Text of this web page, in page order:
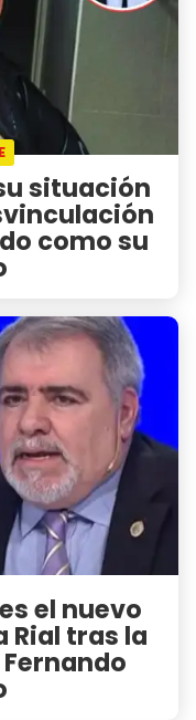
situación
como su
el nuevo
Rial tras la